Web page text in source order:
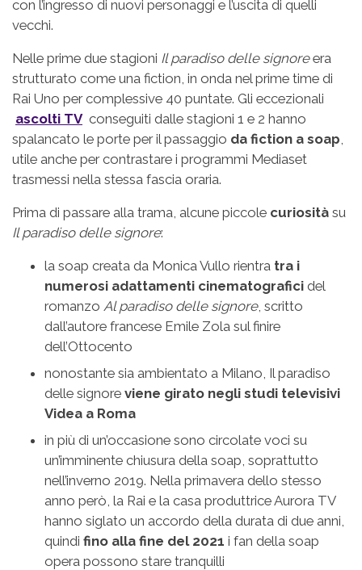
con l’ingresso di nuovi personaggi e l’uscita di quelli
vecchi.
Nelle prime due stagioni Il paradiso delle signoreera
strutturato come una fiction, in onda nel prime time di
Rai Uno per complessive 40 puntate. Gli eccezionali
ascolti TV conseguiti dalle stagioni 1 e 2 hanno
spalancato le porte per il passaggio da fiction a soap
utile anche per contrastare i programmi Mediaset
trasmessi nella stessa fascia oraria.
Prima di passare alla trama, alcune piccole curiosità su
Il paradiso delle signore:
la soap creata da Monica Vullo rientra tra i
numerosi adattamenti cinematografici del
romanzo Al paradiso delle signore, scritto
dall’autore francese Emile Zola sul finire
dell’Ottocento
nonostante sia ambientato a Milano, Il paradiso
delle signore viene girato negli studi televisivi
Videa a Roma
in più di un’occasione sono circolate voci su
un’imminente chiusura della soap, soprattutto
nell’inverno 2019. Nella primavera dello stesso
anno però, la Rai e la casa produttrice Aurora TV
hanno siglato un accordo della durata di due anni,
quindi fino alla fine del 2021 i fan della soap
opera possono stare tranquilli